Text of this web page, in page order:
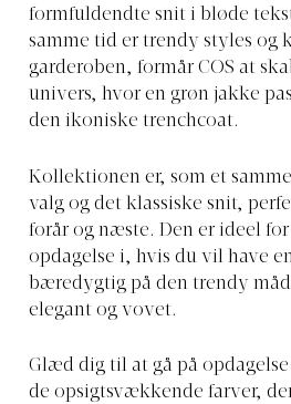
formfuldendte snit i bløde
samme tid er trendy styles og
garderoben, formår COS at
univers, hvor en grøn jakke
den ikoniske trenchcoat.
Kollektionen er, som et
valg og det klassiske snit,
forår og næste. Den er ideel
opdagelse i, hvis du vil have
bæredygtig på den trendy
elegant og vovet.
Glæd dig til at gå på opdagelse
de opsigtsvækkende farver,